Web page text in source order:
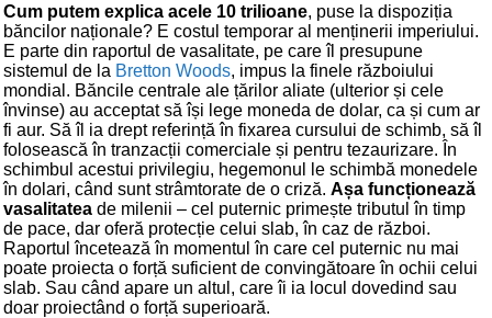
Cum putem explica acele 10 trilioane, puse la dispoziția
băncilor naționale? E costul temporar al menținerii imperiului.
E parte din raportul de vasalitate, pe care îl presupune
sistemul de la Bretton Woods, impus la finele războiului
mondial. Băncile centrale ale țărilor aliate (ulterior și cele
învinse) au acceptat să își lege moneda de dolar, ca și cum ar
fi aur. Să îl ia drept referință în fixarea cursului de schimb, să îl
folosească în tranzacții comerciale și pentru tezaurizare. În
schimbul acestui privilegiu, hegemonul le schimbă monedele
în dolari, când sunt strâmtorate de o criză. Așa funcționează
vasalitatea de milenii – cel puternic primește tributul în timp
de pace, dar oferă protecție celui slab, în caz de război.
Raportul încetează în momentul în care cel puternic nu mai
poate proiecta o forță suficient de convingătoare în ochii celui
slab. Sau când apare un altul, care îi ia locul dovedind sau
doar proiectând o forță superioară.